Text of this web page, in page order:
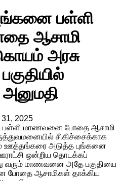
பள்ளி
ஆசாமி
அரசு
31, 2025
மாணவனை போதை ஆசாமி
சிகிச்சைக்காக
ஊத்தங்கரை அடுத்த புங்கனை
ஒன்றிய தொடக்கப்
வரும் மாணவனை அதே பகுதியை
போதை ஆசாமிகள் தாக்கிய